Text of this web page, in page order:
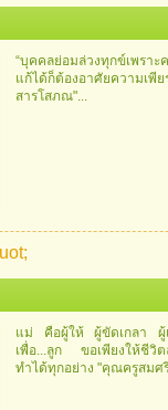
“บุคคลย่อมล่วงทุกข์เพรา
แก้ได้ก็ต้องอาศัยความเ
สารโสภณ"...
แม่ คือผู้ให้ ผู้ขัดเกลา ผู้
เพื่อ...ลูก ขอเพียงให้ชี
ทำได้ทุกอย่าง "คุณครูสมศ